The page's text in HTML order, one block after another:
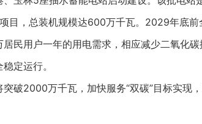
，总装机规模达600万千瓦。2029年底前
民用户一年的用电需求，相应减少二氧化
定运行。
2000万千瓦，加快服务“双碳”目标实现